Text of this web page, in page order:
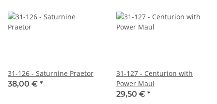
31-126 - Saturnine Praetor
38,00 € *
31-127 - Centurion with
Power Maul
29,50 € *